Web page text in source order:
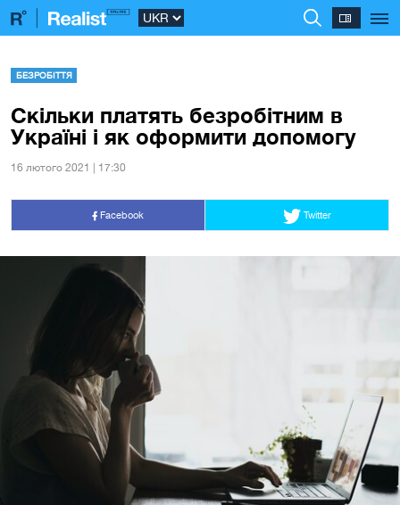
БЕЗРОБІТТЯ
Скільки платять безробітним в
Україні і як оформити допомогу
16 лютого 2021 | 17:30
Facebook Twitter